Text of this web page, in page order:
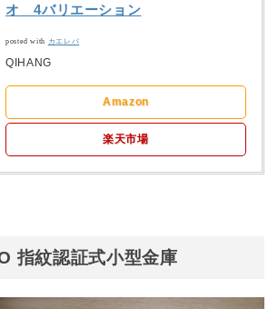
オ 4バリエーション
posted with カエレバ
QIHANG
Amazon
楽天市場
指紋認証式小型金庫